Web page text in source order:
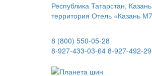
Республика Татарстан,
территория Отель «Казань
8 (800) 550-05-28
8-927-433-03-64 8-927-492-